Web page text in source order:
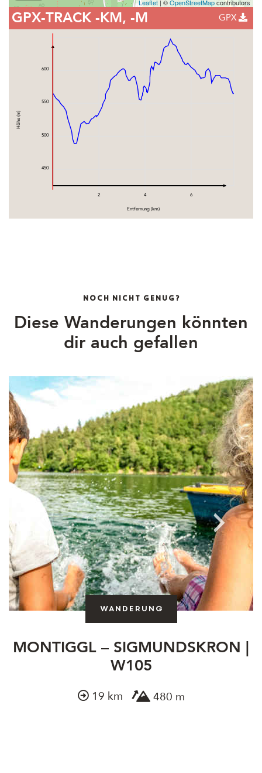
Leaflet | ©OpenStreetMapcontributors
GPX-TRACK-KM, -M GPX
450
500
550
600
2 4 6
Entfernung (km)
Höhe (m)
NOCH NICHT GENUG?
Diese Wanderungen könnten
dir auch gefallen
Wanderung
MONTIGGL – SIGMUNDSKRON |
W105
19 km 480 m